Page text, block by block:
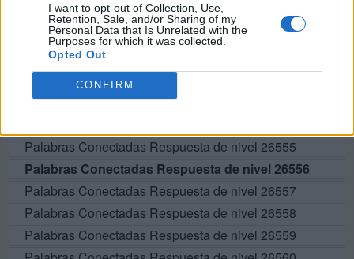
I want to opt-out of Collection, Use,
Retention, Sale, and/or Sharing of my
Personal Data that Is Unrelated with the
Purposes for which it was collected.
Opted Out
CONFIRM
Por favor seleccione los niveles:
Palabras Conectadas Respuesta de nivel 26551
Palabras Conectadas Respuesta de nivel 26552
Palabras Conectadas Respuesta de nivel 26553
Palabras Conectadas Respuesta de nivel 26555
Palabras Conectadas Respuesta de nivel 26556
Palabras Conectadas Respuesta de nivel 26557
Palabras Conectadas Respuesta de nivel 26558
Palabras Conectadas Respuesta de nivel 26559